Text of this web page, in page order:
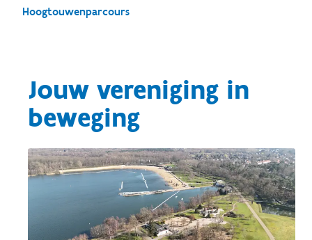
Hoogtouwenparcours
Jouw vereniging in
beweging